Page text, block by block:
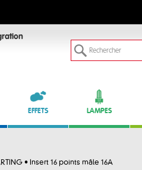
EFFETS LAMPES
• Insert 16 points mâle 16A